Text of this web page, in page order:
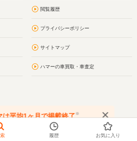
閲覧履歴
プライバシーポリシー
サイトマップ
ハマーの車買取・車査定
は平均1ヶ月で掲載終了※
前にお問い合わせください
履歴 お気に入り